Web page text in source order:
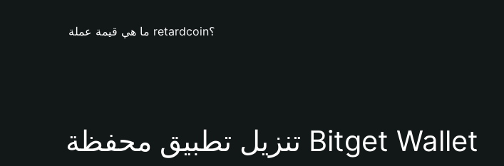
ما هي قيمة عملة retardcoin؟
تنزيل تطبيق محفظة Bitget Wallet